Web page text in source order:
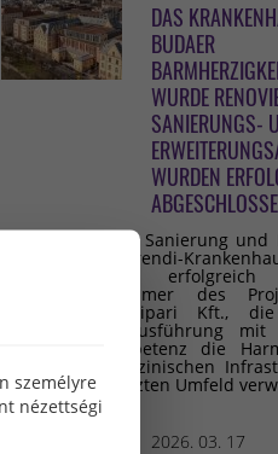
DAS
BUDAER
WURDE
SANIERUNGS-
WURDEN
Die umfassende Sanierung
Budai Irgalmasrendi-
Februar 2026 erfolgreich
Generalunternehmer des
Grabarics Építőipari Kft.,
gesamten Bauausführung mit
fachlicher Kompetenz die
modernen medizinischen
denkmalgeschützten Umfeld
2026. 03. 17
személyre
nézettségi